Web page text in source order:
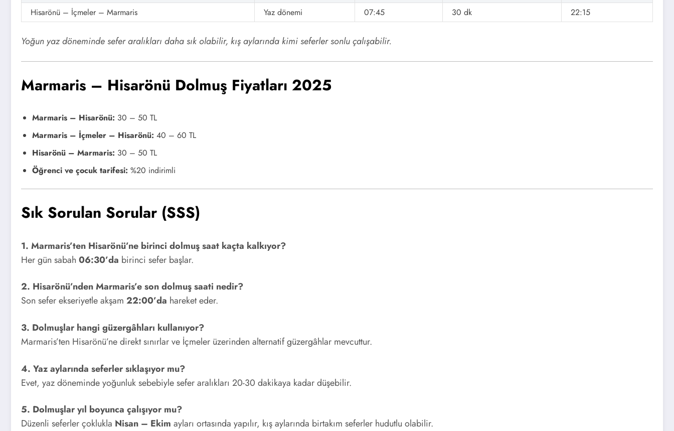
Hisarönü – İçmeler – Marmaris
Yaz dönemi 07:45 30 dk 22:15
Yoğun yaz döneminde sefer aralıkları daha sık olabilir, kış aylarında kimi seferler sonlu çalışabilir.
Marmaris – Hisarönü Dolmuş Fiyatları 2025
Marmaris – Hisarönü: 30 – 50 TL
Marmaris – İçmeler – Hisarönü: 40 – 60 TL
Hisarönü – Marmaris: 30 – 50 TL
Öğrenci ve çocuk tarifesi: %20 indirimli
Sık Sorulan Sorular (SSS)
1. Marmaris’ten Hisarönü’ne birinci dolmuş saat kaçta kalkıyor?
Her gün sabah 06:30’da birinci sefer başlar.
2. Hisarönü’nden Marmaris’e son dolmuş saati nedir?
Son sefer ekseriyetle akşam 22:00’da hareket eder.
3. Dolmuşlar hangi güzergâhları kullanıyor?
Marmaris’ten Hisarönü’ne direkt sınırlar ve İçmeler üzerinden alternatif güzergâhlar mevcuttur.
4. Yaz aylarında seferler sıklaşıyor mu?
Evet, yaz döneminde yoğunluk sebebiyle sefer aralıkları 20-30 dakikaya kadar düşebilir.
5. Dolmuşlar yıl boyunca çalışıyor mu?
Düzenli seferler çoklukla Nisan – Ekim ayları ortasında yapılır, kış aylarında birtakım seferler hudutlu olabilir.